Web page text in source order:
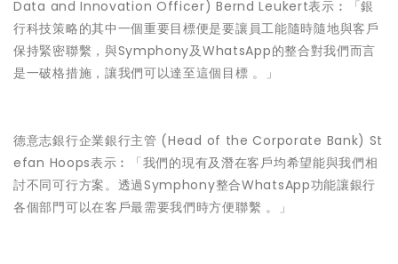
Data and Innovation Officer) Bernd Leukert表示︰「銀
行科技策略的其中一個重要目標便是要讓員工能隨時隨地與客戶
保持緊密聯繫，與Symphony及WhatsApp的整合對我們而言
是一破格措施，讓我們可以達至這個目標 。」
德意志銀行企業銀行主管 (Head of the Corporate Bank) St
efan Hoops表示︰「我們的現有及潛在客戶均希望能與我們相
討不同可行方案。透過Symphony整合WhatsApp功能讓銀行
各個部門可以在客戶最需要我們時方便聯繫 。」